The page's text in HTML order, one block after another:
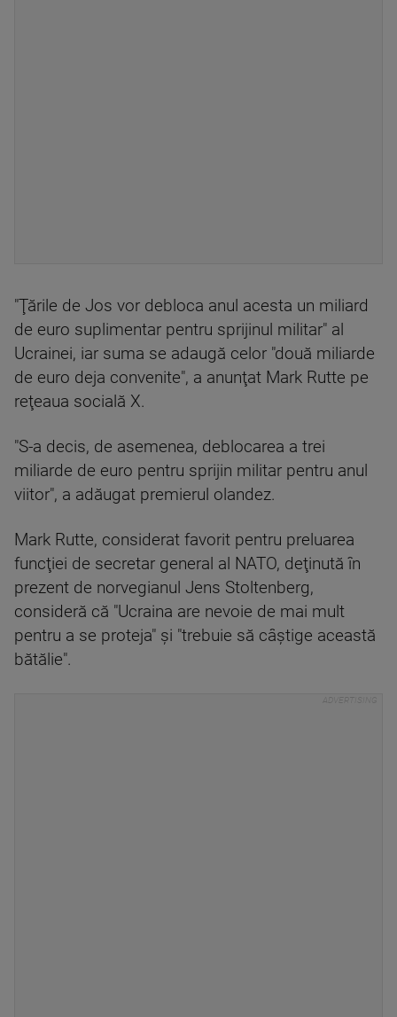
"Ţările de Jos vor debloca anul acesta un miliard
de euro suplimentar pentru sprijinul militar" al
Ucrainei, iar suma se adaugă celor "două miliarde
de euro deja convenite", a anunţat Mark Rutte pe
reţeaua socială X.
"S-a decis, de asemenea, deblocarea a trei
miliarde de euro pentru sprijin militar pentru anul
viitor", a adăugat premierul olandez.
Mark Rutte, considerat favorit pentru preluarea
funcţiei de secretar general al NATO, deţinută în
prezent de norvegianul Jens Stoltenberg,
consideră că "Ucraina are nevoie de mai mult
pentru a se proteja" şi "trebuie să câştige această
bătălie".